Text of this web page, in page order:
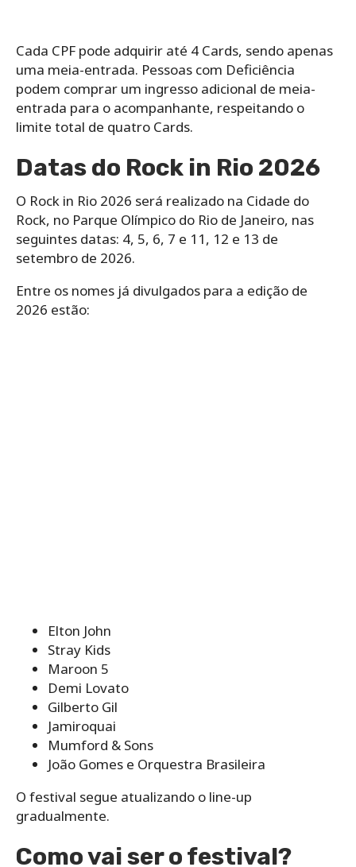
Cada CPF pode adquirir até 4 Cards, sendo apenas
uma meia-entrada. Pessoas com Deficiência
podem comprar um ingresso adicional de meia-
entrada para o acompanhante, respeitando o
limite total de quatro Cards.
Datas do Rock in Rio 2026
O Rock in Rio 2026 será realizado na Cidade do
Rock, no Parque Olímpico do Rio de Janeiro, nas
seguintes datas: 4, 5, 6, 7 e 11, 12 e 13 de
setembro de 2026.
Entre os nomes já divulgados para a edição de
2026 estão:
Elton John
Stray Kids
Maroon 5
Demi Lovato
Gilberto Gil
Jamiroquai
Mumford & Sons
João Gomes e Orquestra Brasileira
O festival segue atualizando o line-up
gradualmente.
Como vai ser o festival?